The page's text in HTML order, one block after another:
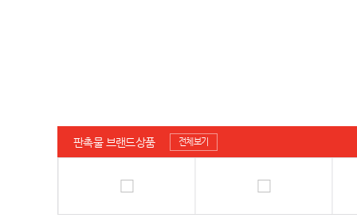
판촉물 브랜드상품 전체보기